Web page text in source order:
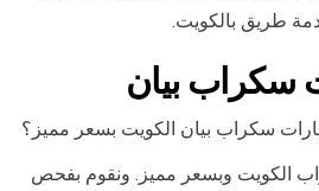
طريق بالكويت.
سكراب بيان
سكراب بيان الكويت بسعر مميز؟
الكويت وبسعر مميز. ونقوم بفحص